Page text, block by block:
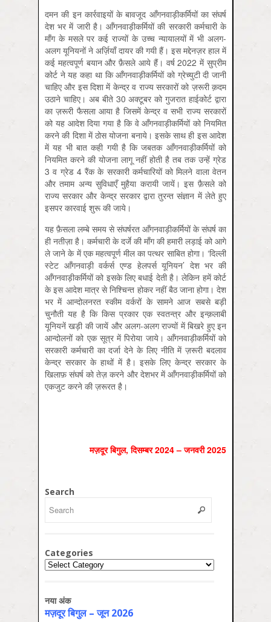
दमन की इन कार्रवाइयों के बावजूद आँगनवाड़ीकर्मियों का संघर्ष
देश भर में जारी है। आँगनवाड़ीकर्मियों की सरकारी कर्मचारी के
माँग के मसले पर कई राज्यों के उच्च न्यायालयों में भी अलग-
अलग यूनियनों ने अर्ज़ियाँ दायर की गयी हैं। इस मद्देनज़र हाल में
कई महत्वपूर्ण बयान और फ़ैसले आये हैं। वर्ष 2022 में सुप्रीम
कोर्ट ने यह कहा था कि आँगनवाड़ीकर्मियों को ग्रेच्युटी दी जानी
चाहिए और इस दिशा में केन्द्र व राज्य सरकारों को ज़रूरी क़दम
उठाने चाहिए। अब बीते 30 अक्टूबर को गुजरात हाईकोर्ट द्वारा
का ज़रूरी फैसला आया है जिसमें केन्द्र व सभी राज्य सरकारों
को यह आदेश दिया गया है कि वे आँगनवाड़ीकर्मियों को नियमित
करने की दिशा में ठोस योजना बनाये। इसके साथ ही इस आदेश
में यह भी बात कही गयी है कि जबतक आँगनवाड़ीकर्मियों को
नियमित करने की योजना लागू नहीं होती है तब तक उन्हें ग्रेड
3 व ग्रेड 4 रैंक के सरकारी कर्मचारियों को मिलने वाला वेतन
और तमाम अन्य सुविधाएँ मुहैया करायी जायें। इस फ़ैसले को
राज्य सरकार और केन्द्र सरकार द्वारा तुरन्त संज्ञान में लेते हुए
इसपर कारवाई शुरू की जाये।
यह फ़ैसला लम्बे समय से संघर्षरत आँगनवाड़ीकर्मियों के संघर्ष का
ही नतीज़ा है। कर्मचारी के दर्जे की माँग की हमारी लड़ाई को आगे
ले जाने के में एक महत्वपूर्ण मील का पत्थर साबित होगा। ‘दिल्ली
स्टेट आँगनवाड़ी वर्कर्स एण्ड हेलपर्स यूनियन’ देश भर की
आँगनवाड़ीकर्मियों को इसके लिए बधाई देती है। लेकिन हमें कोर्ट
के इस आदेश मात्र से निश्चिन्त होकर नहीं बैठ जाना होगा। देश
भर में आन्दोलनरत स्कीम वर्करों के सामने आज सबसे बड़ी
चुनौती यह है कि किस प्रकार एक स्वतन्त्र और इन्क़लाबी
यूनियनें खड़ी की जायें और अलग-अलग राज्यों में बिखरे हुए इन
आन्दोलनों को एक सूत्र में पिरोया जाये। आँगनवाड़ीकर्मियों को
सरकारी कर्मचारी का दर्जा देने के लिए नीति में ज़रूरी बदलाव
केन्द्र सरकार के हाथों में है। इसके लिए केन्द्र सरकार के
खिलाफ़ संघर्ष को तेज़ करने और देशभर में आँगनवाड़ीकर्मियों को
एकजुट करने की ज़रूरत है।
मज़दूर बिगुल, दिसम्‍बर 2024 – जनवरी 2025
Search
Categories
Categories
नया अंक
मज़दूर बिगुल – जून 2026